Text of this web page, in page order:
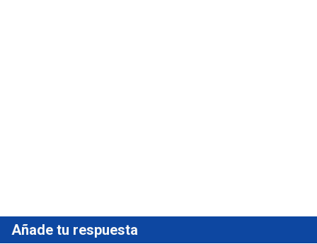
Añade tu respuesta